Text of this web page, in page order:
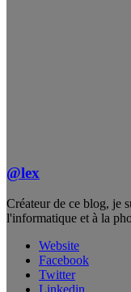
@lex
Créateur de ce blog, je
l'informatique et à la
Website
Facebook
Twitter